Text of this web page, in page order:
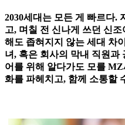
2030세대는 모든 게 빠르다.
고, 며칠 전 신나게 쓰던 신
해도 좁혀지지 않는 세대 차
녀, 혹은 회사의 막내 직원과
어를 위해 알다가도 모를
화를 파헤치고, 함께 소통할